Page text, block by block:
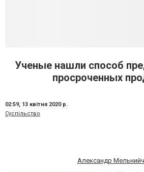
Ученые нашли способ
просроченных
02:59, 13 квітня 2020 р.
Суспільство
Александр